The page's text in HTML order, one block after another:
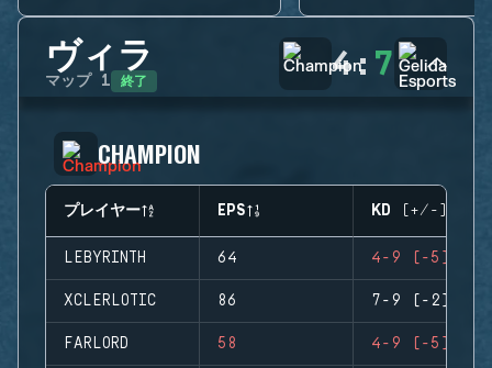
ヴィラ
マップ 1 終了 4: 7
CHAMPION
プレイヤー EPS KD (+/-)
LEBYRINTH 64 4-9 (-5)
XCLERLOTIC 86 7-9 (-2)
FARLORD 58 4-9 (-5)